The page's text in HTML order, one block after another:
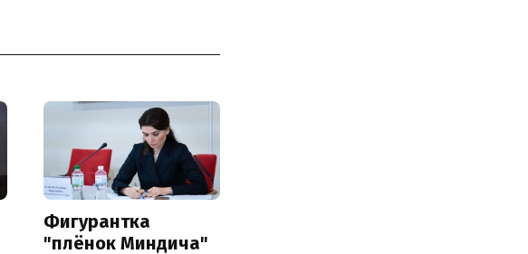
Фигурантка
"плёнок Миндича"